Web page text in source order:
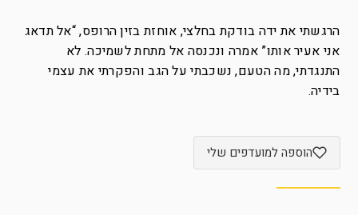
הרגשתי את ידה בודקת בחלצי, אוחזת בזין הרופס, “אל תדאג
אני אעיר אותו” אמרה ונכנסה אל מתחת לשמיכה. לא
התנגדתי, מה הטעם, נשכבתי על הגב והפקרתי את עצמי
בידיה.
הוספה למועדפים שלי